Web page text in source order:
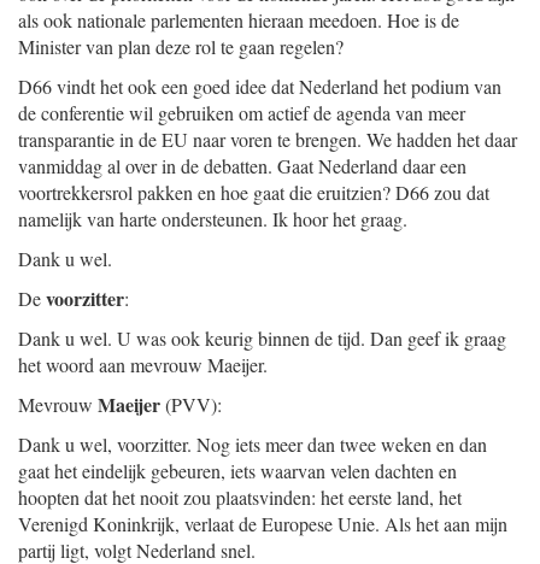
als ook nationale parlementen hieraan meedoen. Hoe is de
Minister van plan deze rol te gaan regelen?
D66 vindt het ook een goed idee dat Nederland het podium van
de conferentie wil gebruiken om actief de agenda van meer
transparantie in de EU naar voren te brengen. We hadden het daar
vanmiddag al over in de debatten. Gaat Nederland daar een
voortrekkersrol pakken en hoe gaat die eruitzien? D66 zou dat
namelijk van harte ondersteunen. Ik hoor het graag.
Dank u wel.
Devoorzitter:
Dank u wel. U was ook keurig binnen de tijd. Dan geef ik graag
het woord aan mevrouw Maeijer.
Mevrouw Maeijer(PVV):
Dank u wel, voorzitter. Nog iets meer dan twee weken en dan
gaat het eindelijk gebeuren, iets waarvan velen dachten en
hoopten dat het nooit zou plaatsvinden: het eerste land, het
Verenigd Koninkrijk, verlaat de Europese Unie. Als het aan mijn
partij ligt, volgt Nederland snel.